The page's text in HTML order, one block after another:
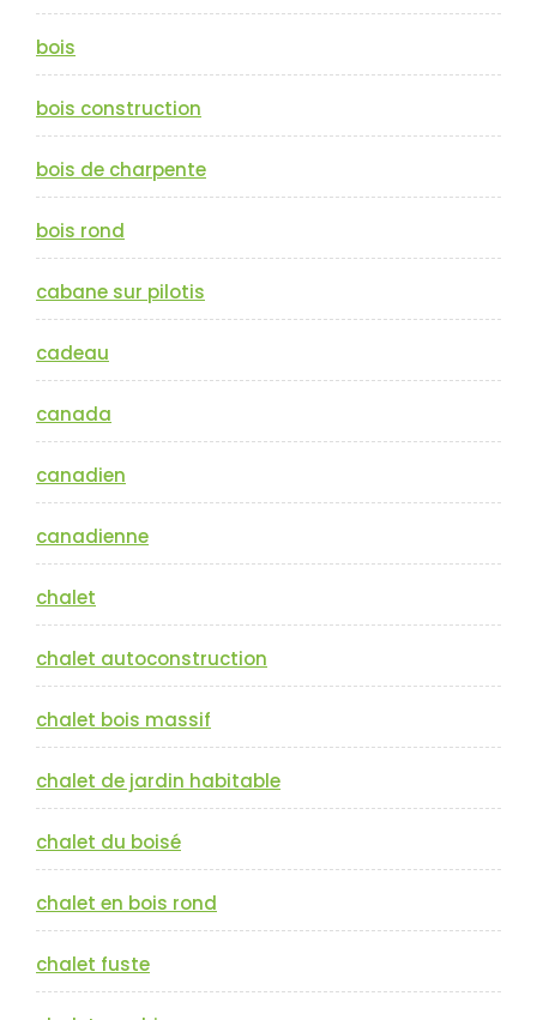
bois
bois construction
bois de charpente
bois rond
cabane sur pilotis
cadeau
canada
canadien
canadienne
chalet
chalet autoconstruction
chalet bois massif
chalet de jardin habitable
chalet du boisé
chalet en bois rond
chalet fuste